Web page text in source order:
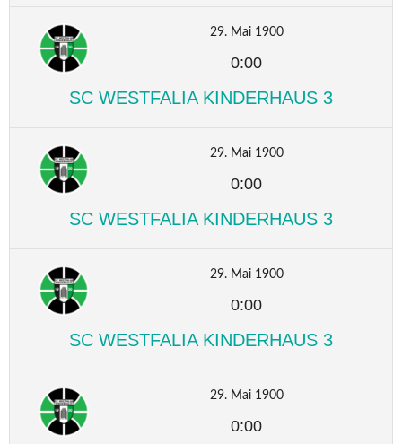
29. Mai 1900
0:00
SC WESTFALIA KINDERHAUS 3
29. Mai 1900
0:00
SC WESTFALIA KINDERHAUS 3
29. Mai 1900
0:00
SC WESTFALIA KINDERHAUS 3
29. Mai 1900
0:00